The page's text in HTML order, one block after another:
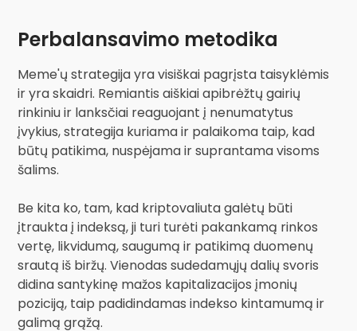
Perbalansavimo metodika
Meme'ų strategija yra visiškai pagrįsta taisyklėmis
ir yra skaidri. Remiantis aiškiai apibrėžtų gairių
rinkiniu ir lanksčiai reaguojant į nenumatytus
įvykius, strategija kuriama ir palaikoma taip, kad
būtų patikima, nuspėjama ir suprantama visoms
šalims.
Be kita ko, tam, kad kriptovaliuta galėtų būti
įtraukta į indeksą, ji turi turėti pakankamą rinkos
vertę, likvidumą, saugumą ir patikimą duomenų
srautą iš biržų. Vienodas sudedamųjų dalių svoris
didina santykinę mažos kapitalizacijos įmonių
poziciją, taip padidindamas indekso kintamumą ir
galimą grąžą.